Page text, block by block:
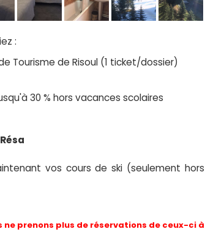
:
Tourisme de Risoul (1 ticket/dossier)
30 % hors vacances scolaires
vos cours de ski (seulement hors
prenons plus de réservations de ceux-ci à